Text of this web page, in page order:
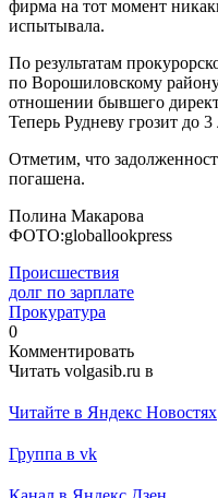
фирма на тот момент
испытывала.
По результатам
по Ворошиловскому
отношении бывшего
Теперь Рудневу грозит до
Отметим, что
погашена.
Полина Макарова
ФОТО:globallookpress
Происшествия
долг по зарплате
Прокуратура
0
Комментировать
Читать volgasib.ru в
Читайте в Яндекс Новостях
Группа в vk